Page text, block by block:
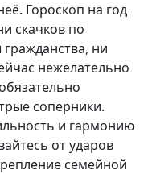
Гороскоп на год
скачков по
ни
нежелательно
соперники.
и гармонию
от ударов
семейной